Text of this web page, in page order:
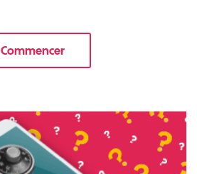
Commencerle tuto pour Transférer vos